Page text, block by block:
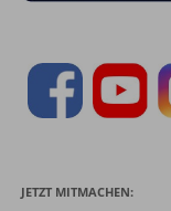
JETZT MITMACHEN: